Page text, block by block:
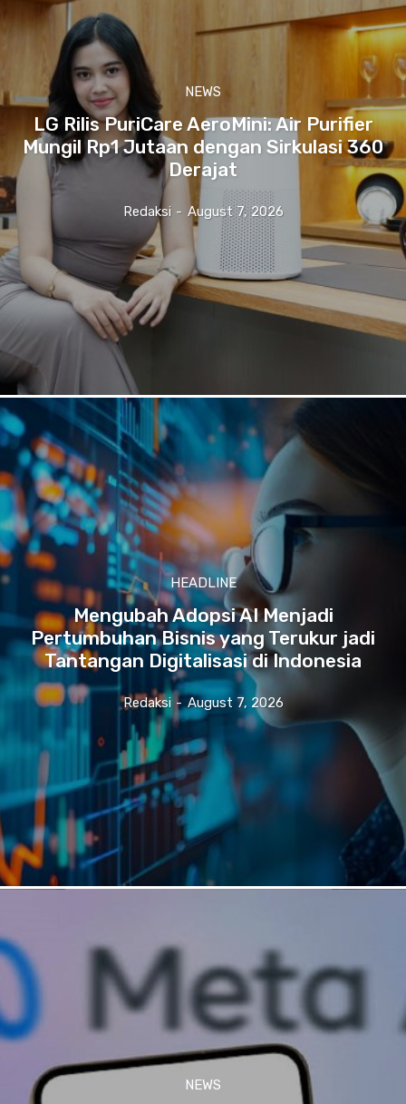
NEWS
LG Rilis PuriCare AeroMini: Air Purifier
Mungil Rp1 Jutaan dengan Sirkulasi 360
Derajat
Redaksi - August 7, 2026
HEADLINE
Mengubah Adopsi AI Menjadi
Pertumbuhan Bisnis yang Terukur jadi
Tantangan Digitalisasi di Indonesia
Redaksi - August 7, 2026
NEWS